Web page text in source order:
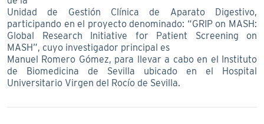
Unidad de Gestión Clínica de Aparato Digestivo,
participando en el proyecto denominado: “GRIP on MASH:
Global Research Initiative for Patient Screening on
MASH”, cuyo investigador principal es
Manuel Romero Gómez, para llevar a cabo en el Instituto
de Biomedicina de Sevilla ubicado en el Hospital
Universitario Virgen del Rocío de Sevilla.